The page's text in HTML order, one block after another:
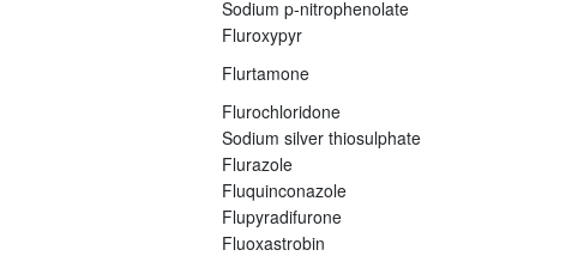
Sodium p-nitrophenolate
Fluroxypyr
Flurtamone
Flurochloridone
Sodium silver thiosulphate
Flurazole
Fluquinconazole
Flupyradifurone
Fluoxastrobin